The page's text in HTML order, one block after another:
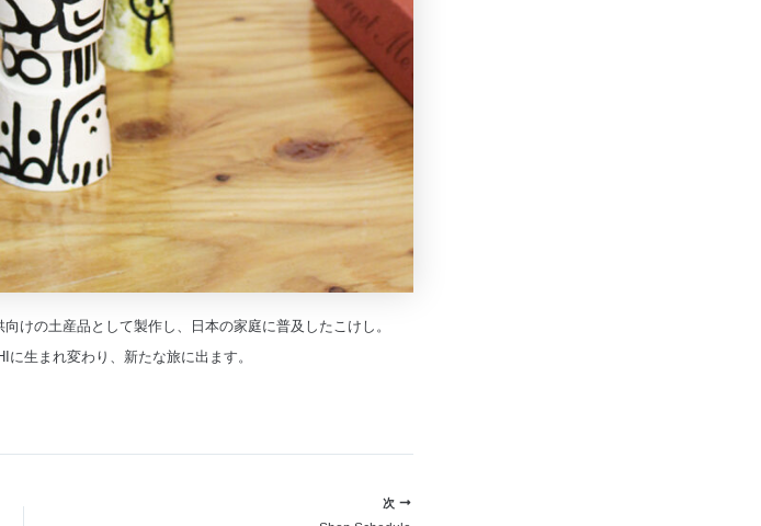
けの土産品として製作し、日本の家庭に普及したこけし。
生まれ変わり、新たな旅に出ます。
次